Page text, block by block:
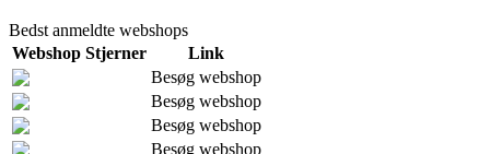
Bedst anmeldte webshops
Webshop Stjerner
Link
Besøg webshop
Besøg webshop
Besøg webshop
Besøg webshop